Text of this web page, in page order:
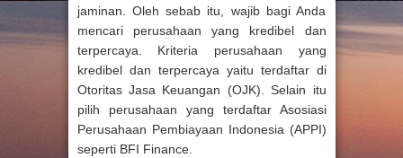
jaminan. Oleh sebab itu, wajib bagi Anda
mencari perusahaan yang kredibel dan
terpercaya. Kriteria perusahaan yang
kredibel dan terpercaya yaitu terdaftar di
Otoritas Jasa Keuangan (OJK). Selain itu
pilih perusahaan yang terdaftar Asosiasi
Perusahaan Pembiayaan Indonesia (APPI)
seperti BFI Finance.